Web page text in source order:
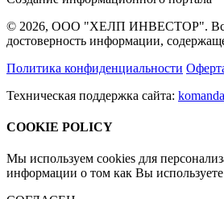
© 2026, ООО "ХЕЛП ИНВЕСТОР". Все
достоверность информации,
Политика конфиденциальности
Техническая поддержка сайта:
COOKIE POLICY
Мы используем cookies для
информации о том как Вы